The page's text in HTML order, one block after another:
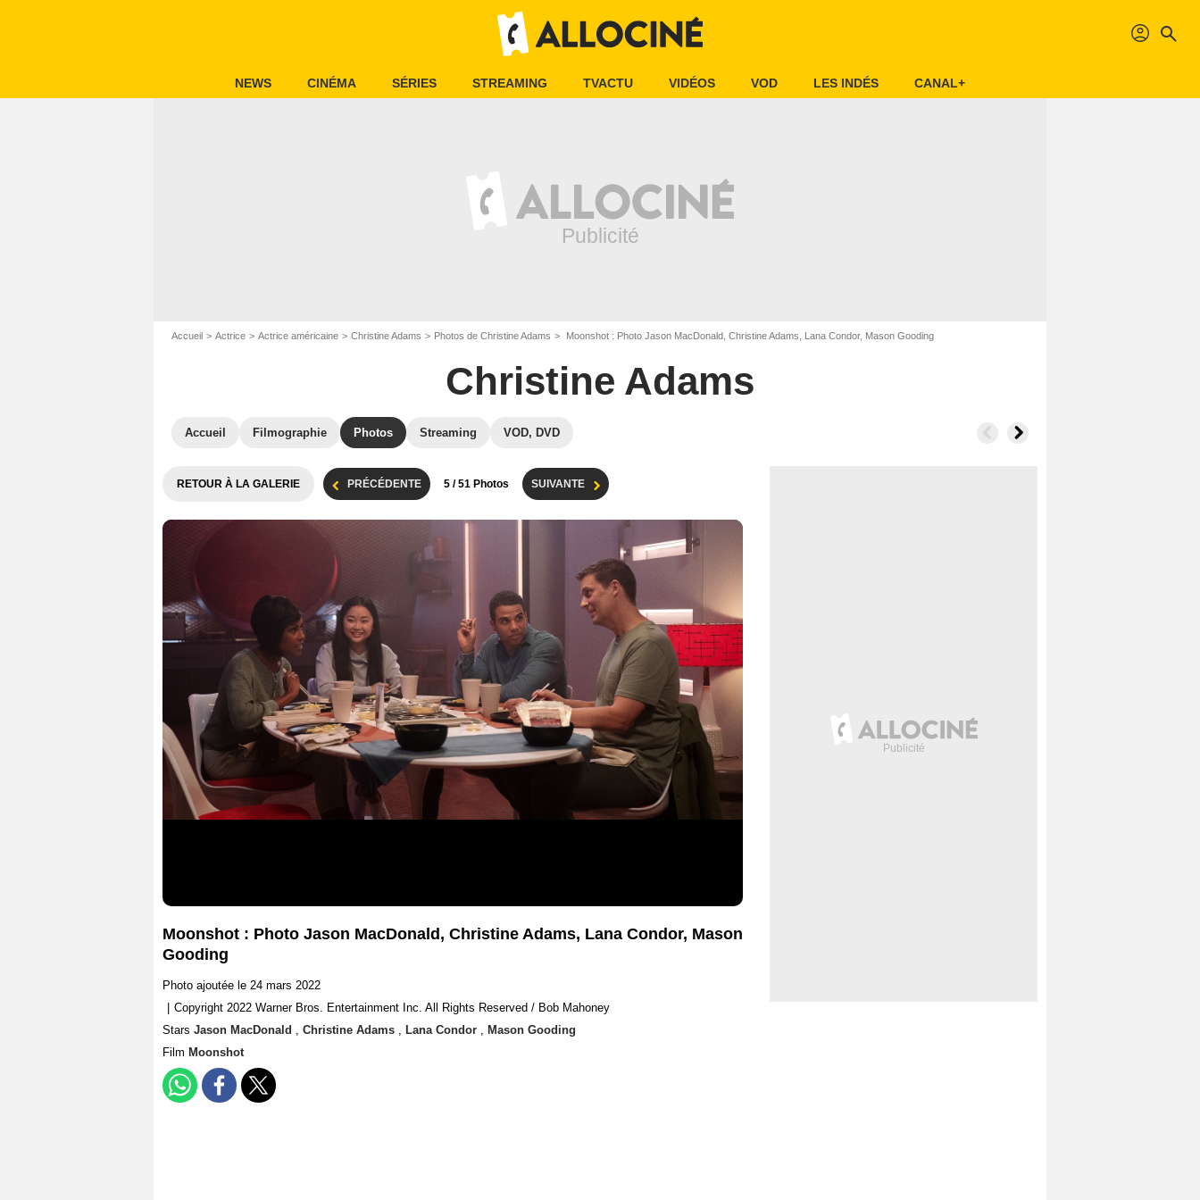
profil search
NEWS CINÉMA SÉRIES STREAMING TVACTU VIDÉOS VOD LES INDÉS CANAL+
Accueil Actrice Actrice américaine Christine Adams Photos de Christine Adams Moonshot : Photo Jason MacDonald, Christine Adams, Lana Condor, Mason Gooding
Christine Adams
Accueil Filmographie Photos Streaming VOD, DVD
RETOUR À LA GALERIE PRÉCÉDENTE 5 / 51 Photos SUIVANTE
Moonshot : Photo Jason MacDonald, Christine Adams, Lana Condor, Mason
Gooding
Photo ajoutée le 24 mars 2022
Copyright 2022 Warner Bros. Entertainment Inc. All Rights Reserved / Bob Mahoney
Stars Jason MacDonald , Christine Adams , Lana Condor , Mason Gooding
Film Moonshot